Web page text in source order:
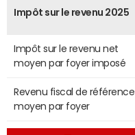
Impôt sur le revenu 2025
Impôt sur le revenu net
moyen par foyer imposé
Revenu fiscal de référence
moyen par foyer